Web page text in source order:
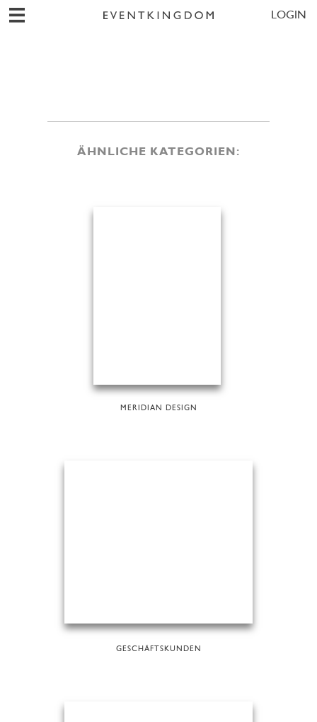
LOGIN
ÄHNLICHE KATEGORIEN:
MERIDIAN DESIGN
GESCHÄFTSKUNDEN